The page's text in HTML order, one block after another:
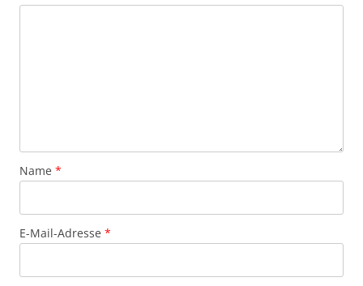
Name *
E-Mail-Adresse *